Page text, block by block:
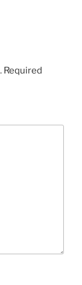
Required